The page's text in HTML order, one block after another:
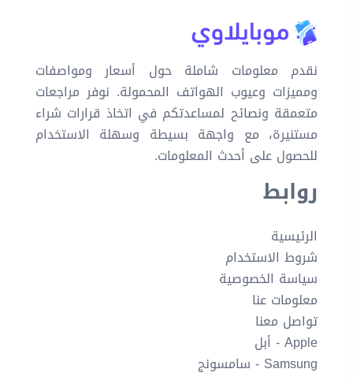
نقدم معلومات شاملة حول أسعار ومواصفات
ومميزات وعيوب الهواتف المحمولة. نوفر مراجعات
متعمقة ونصائح لمساعدتكم في اتخاذ قرارات شراء
مستنيرة، مع واجهة بسيطة وسهلة الاستخدام
للحصول على أحدث المعلومات.
روابط
الرئيسية
شروط الاستخدام
سياسة الخصوصية
معلومات عنا
تواصل معنا
Apple - أبل
Samsung - سامسونج